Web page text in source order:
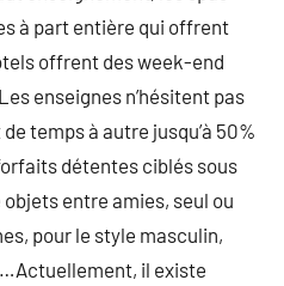
à part entière qui offrent
offrent des week-end
enseignes n’hésitent pas
temps à autre jusqu’à 50%
détentes ciblés sous
entre amies, seul ou
pour le style masculin,
il existe